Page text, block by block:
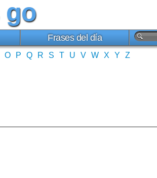
go
Frases del día
O P Q R S T U V W X Y Z